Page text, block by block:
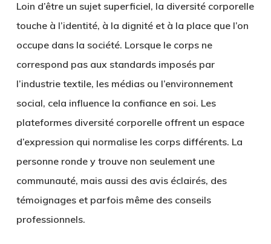
Loin d’être un sujet superficiel, la diversité corporelle
touche à l’identité, à la dignité et à la place que l’on
occupe dans la société. Lorsque le corps ne
correspond pas aux standards imposés par
l’industrie textile, les médias ou l’environnement
social, cela influence la confiance en soi. Les
plateformes diversité corporelle offrent un espace
d’expression qui normalise les corps différents. La
personne ronde y trouve non seulement une
communauté, mais aussi des avis éclairés, des
témoignages et parfois même des conseils
professionnels.